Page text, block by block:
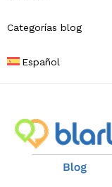
Categorías blog
Español
B